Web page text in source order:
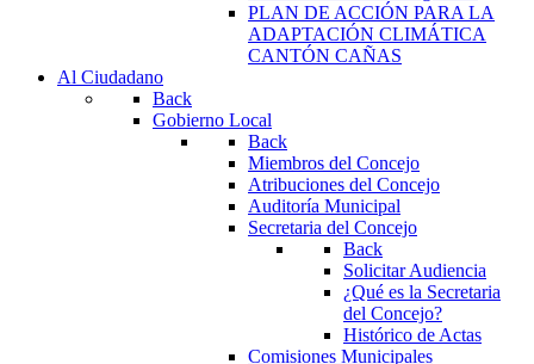
PLAN DE ACCIÓN PARA LA
ADAPTACIÓN CLIMÁTICA
CANTÓN CAÑAS
Al Ciudadano
Back
Gobierno Local
Back
Miembros del Concejo
Atribuciones del Concejo
Auditoría Municipal
Secretaria del Concejo
Back
Solicitar Audiencia
¿Qué es la Secretaria
del Concejo?
Histórico de Actas
Comisiones Municipales